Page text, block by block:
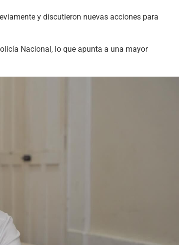
y discutieron nuevas acciones para
Nacional, lo que apunta a una mayor